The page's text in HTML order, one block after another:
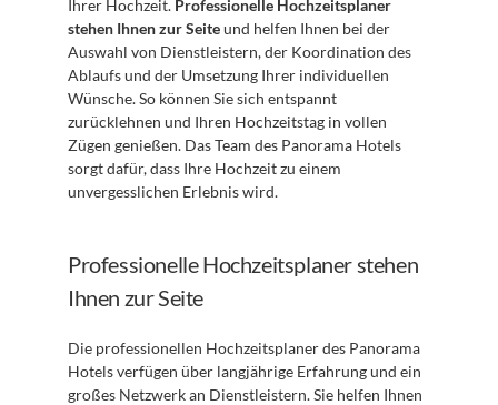
Ihrer Hochzeit. Professionelle Hochzeitsplaner
stehen Ihnen zur Seite und helfen Ihnen bei der
Auswahl von Dienstleistern, der Koordination des
Ablaufs und der Umsetzung Ihrer individuellen
Wünsche. So können Sie sich entspannt
zurücklehnen und Ihren Hochzeitstag in vollen
Zügen genießen. Das Team des Panorama Hotels
sorgt dafür, dass Ihre Hochzeit zu einem
unvergesslichen Erlebnis wird.
Professionelle Hochzeitsplaner stehen
Ihnen zur Seite
Die professionellen Hochzeitsplaner des Panorama
Hotels verfügen über langjährige Erfahrung und ein
großes Netzwerk an Dienstleistern. Sie helfen Ihnen